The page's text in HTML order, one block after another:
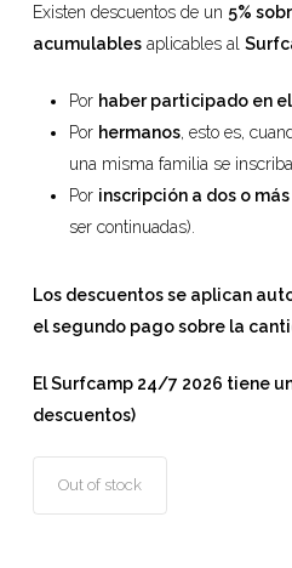
Existen descuentos de un 5%
acumulablesaplicables al
Por haber participado en
Por hermanos, esto es,
una misma familia se
Por inscripción a dos o
ser continuadas).
Los descuentos se aplican
el segundo pago sobre la
El Surfcamp 24/7 2026 tiene
descuentos)
Out of stock